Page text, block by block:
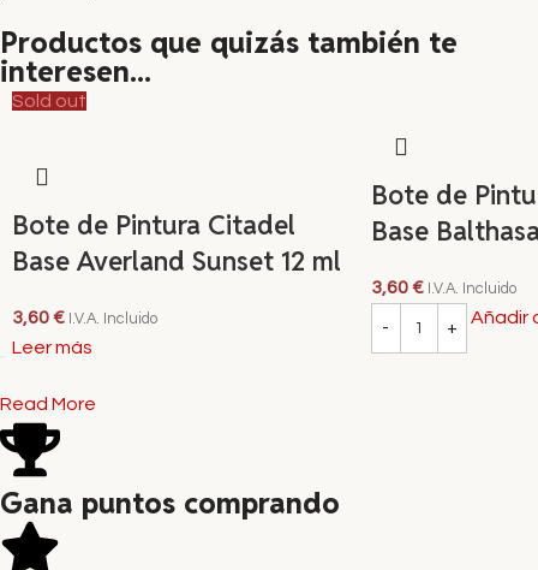
Productos que quizás también te
interesen...
Sold out
Bote de Pintura Citadel
Base Averland Sunset 12 ml
3,60€ I.V.A. Incluido
Leer más
Bote de
Base
3,60€ I.V.A. Incluido
Añadir
Read More
Gana puntos comprando